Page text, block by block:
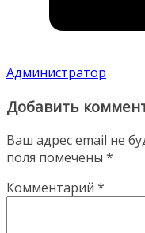
Администратор
Добавить
Ваш адрес email не
поля помечены *
Комментарий *